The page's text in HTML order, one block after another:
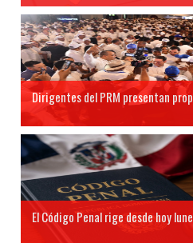
Dirigentes del PRM presentan
El Código Penal rige desde hoy